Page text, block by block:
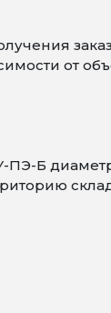
от
Б